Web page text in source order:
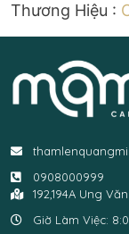
Thương Hiệu :
0908000999
192,194A Ung
Giờ Làm Việc: